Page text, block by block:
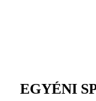
EGYÉNI